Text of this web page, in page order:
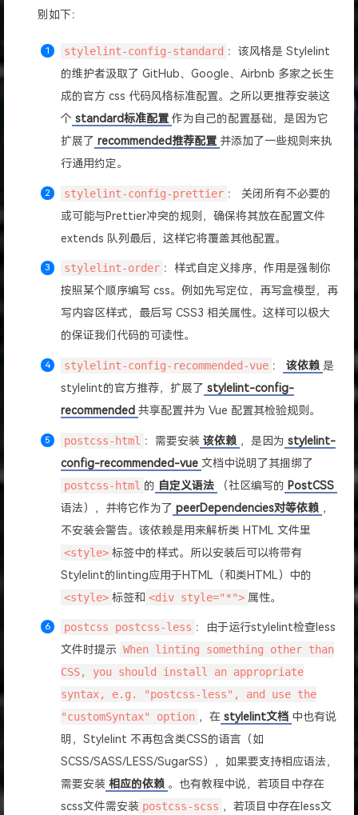
别如下：
stylelint-config-standard ：该风格是 Stylelint
的维护者汲取了 GitHub、Google、Airbnb 多家之长生
成的官方 css 代码风格标准配置。之所以更推荐安装这
个 standard标准配置 作为自己的配置基础，是因为它
扩展了 recommended推荐配置 并添加了一些规则来执
行通用约定。
stylelint-config-prettier ： 关闭所有不必要的
或可能与Prettier冲突的规则，确保将其放在配置文件
extends 队列最后，这样它将覆盖其他配置。
stylelint-order ：样式自定义排序，作用是强制你
按照某个顺序编写 css。例如先写定位，再写盒模型，再
写内容区样式，最后写 CSS3 相关属性。这样可以极大
的保证我们代码的可读性。
stylelint-config-recommended-vue ： 该依赖 是
stylelint的官方推荐，扩展了 stylelint-config-
recommended 共享配置并为 Vue 配置其检验规则。
postcss-html ：需要安装 该依赖 ，是因为 stylelint-
config-recommended-vue 文档中说明了其捆绑了
postcss-html 的 自定义语法 （社区编写的 PostCSS
语法），并将它作为了 peerDependencies对等依赖 ，
不安装会警告。该依赖是用来解析类 HTML 文件里
<style> 标签中的样式。所以安装后可以将带有
Stylelint的linting应用于HTML（和类HTML）中的
<style> 标签和 <div style="*"> 属性。
postcss postcss-less ：由于运行stylelint检查less
文件时提示 When linting something other than
CSS, you should install an appropriate
syntax, e.g. "postcss-less", and use the
"customSyntax" option ，在 stylelint文档 中也有说
明，Stylelint 不再包含类CSS的语言（如
SCSS/SASS/LESS/SugarSS），如果要支持相应语法，
需要安装 相应的依赖 。也有教程中说，若项目中存在
scss文件需安装 postcss-scss ，若项目中存在less文